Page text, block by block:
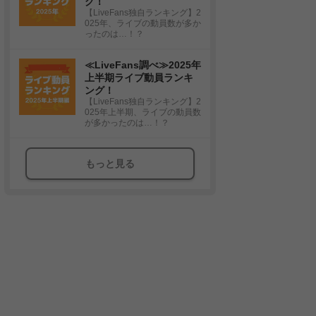
【LiveFans独自ランキング】2
025年、ライブの動員数が多か
ったのは…！？
≪LiveFans調べ≫2025年
上半期ライブ動員ランキ
ング！
【LiveFans独自ランキング】2
025年上半期、ライブの動員数
が多かったのは…！？
もっと見る